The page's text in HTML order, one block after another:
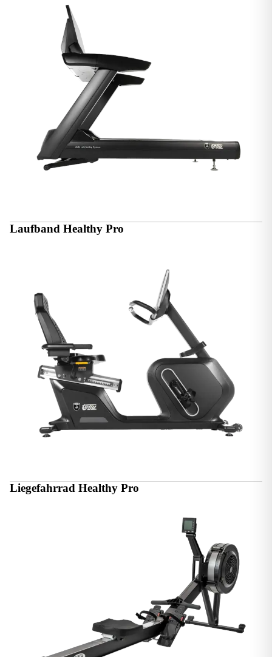
Laufband Healthy Pro
Liegefahrrad Healthy Pro